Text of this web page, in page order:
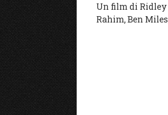
Un film di Ridley
Rahim, Ben